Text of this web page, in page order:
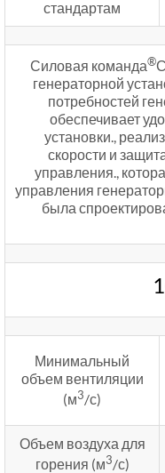
стандартам
Силовая команда®
генераторной
потребностей
обеспечивает
установки.,
скорости и
управления.,
управления
была
Минимальный
объем вентиляции
(м3/с)
Объем воздуха для
горения (м3/с)